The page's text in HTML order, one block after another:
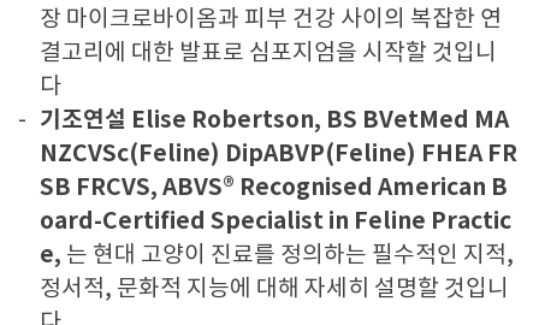
장 마이크로바이옴과 피부 건강 사이의 복잡한 연
결고리에 대한 발표로 심포지엄을 시작할 것입니
다
기조연설 Elise Robertson, BS BVetMed MA
NZCVSc(Feline) DipABVP(Feline) FHEA FR
SB FRCVS, ABVS® Recognised American B
oard-Certified Specialist in Feline Practic
e, 는 현대 고양이 진료를 정의하는 필수적인 지적,
정서적, 문화적 지능에 대해 자세히 설명할 것입니